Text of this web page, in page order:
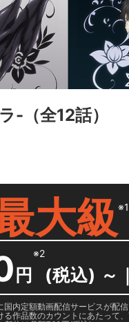
- （全12話）
大級 ※1
円
※2
(税込) ～ ｜
内定額動画配信サービスが配
作品数のカウントにあたって